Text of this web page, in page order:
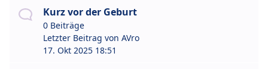
Kurz vor der Geburt
0 Beiträge
Letzter Beitrag von AVro
17. Okt 2025 18:51